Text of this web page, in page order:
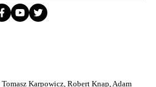
Karpowicz, Robert Knap, Adam